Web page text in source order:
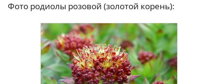
Фото родиолы розовой (золотой корень):